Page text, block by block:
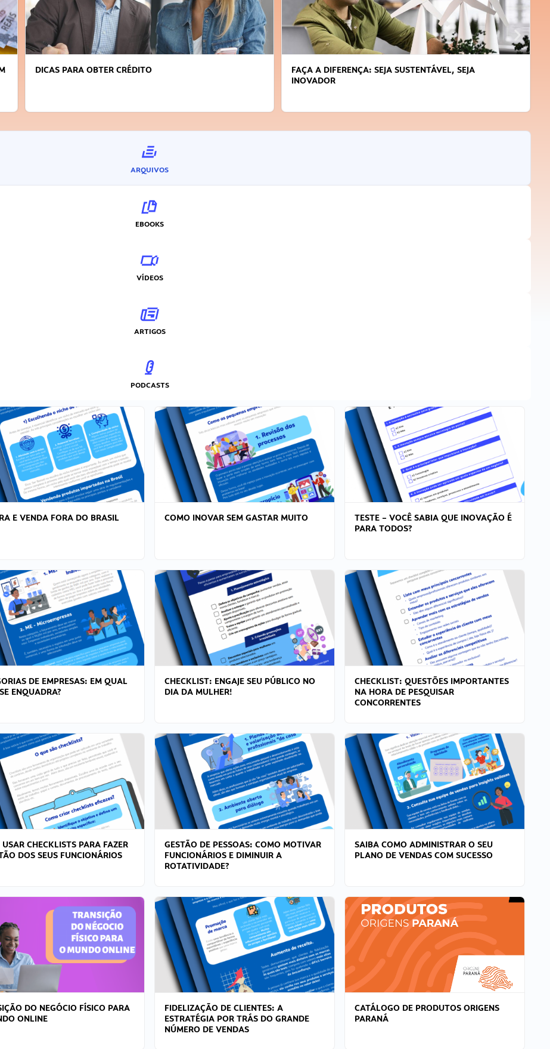
FAÇA A DIFERENÇA: SEJA SUSTENTÁVEL, SEJA
APRENDA A GERENCIAR O SEU TEMPO
ARQUIVOS
EBOOKS
VÍDEOS
ARTIGOS
PODCASTS
E VENDA FORA DO BRASIL COMO INOVAR SEM GASTAR MUITO
TESTE – VOCÊ SABIA QUE INOVAÇÃO É
PARA TODOS?
DE EMPRESAS: EM QUAL
ENQUADRA?
CHECKLIST: ENGAJE SEU PÚBLICO NO
DIA DA MULHER!
CHECKLIST: QUESTÕES IMPORTANTES
NA HORA DE PESQUISAR
CONCORRENTES
CHECKLISTS PARA FAZER
DOS SEUS FUNCIONÁRIOS
GESTÃO DE PESSOAS: COMO MOTIVAR
FUNCIONÁRIOS E DIMINUIR A
ROTATIVIDADE?
SAIBA COMO ADMINISTRAR O SEU
PLANO DE VENDAS COM SUCESSO
DO NEGÓCIO FÍSICO PARA
ONLINE
FIDELIZAÇÃO DE CLIENTES: A
ESTRATÉGIA POR TRÁS DO GRANDE
NÚMERO DE VENDAS
CATÁLOGO DE PRODUTOS ORIGENS
PARANÁ